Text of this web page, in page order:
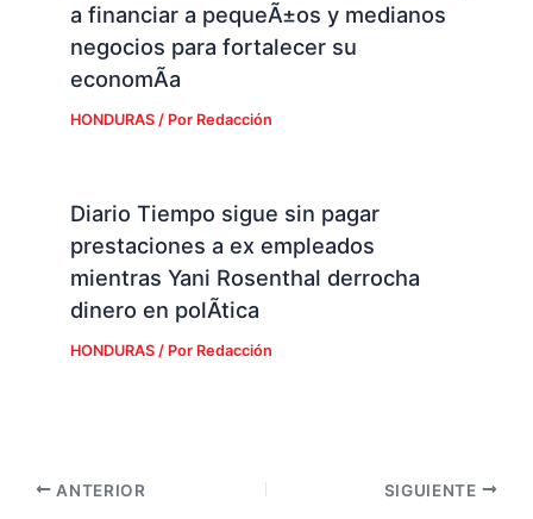
a financiar a pequeÃ±os y medianos
negocios para fortalecer su
economÃ­a
HONDURAS/ Por Redacción
Diario Tiempo sigue sin pagar
prestaciones a ex empleados
mientras Yani Rosenthal derrocha
dinero en polÃ­tica
HONDURAS/ Por Redacción
ANTERIOR SIGUIENTE